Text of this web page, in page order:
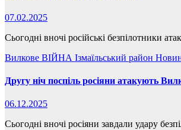
07.02.2025
Сьогодні вночі російські безпілотники
Вилкове ВІЙНА Ізмаїльський район
Другу ніч поспіль росіяни атакують
06.12.2025
Сьогодні вночі росіяни завдали удару